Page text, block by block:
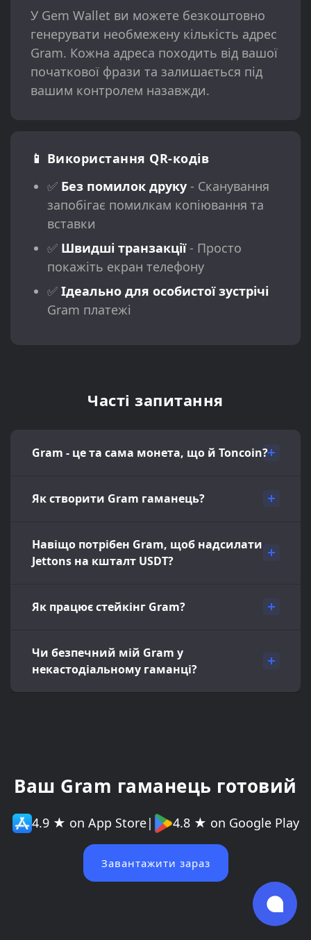
У Gem Wallet ви можете безкоштовно
генерувати необмежену кількість адрес
Gram. Кожна адреса походить від вашої
початкової фрази та залишається під
вашим контролем назавжди.
📱 Використання QR-кодів
✅ Без помилок друку- Сканування
запобігає помилкам копіювання та
вставки
✅ Швидші транзакції- Просто
покажіть екран телефону
✅ Ідеально для особистої зустрічі
Gram платежі
Часті запитання
Gram - це та сама монета, що й Toncoin?
Як створити Gram гаманець?
Навіщо потрібен Gram, щоб надсилати
Jettons на кшталт USDT?
Як працює стейкінг Gram?
Чи безпечний мій Gram у
некастодіальному гаманці?
Ваш Gram гаманець готовий
4.9 ★ on App Store| 4.8 ★ on Google Play
Завантажити зараз